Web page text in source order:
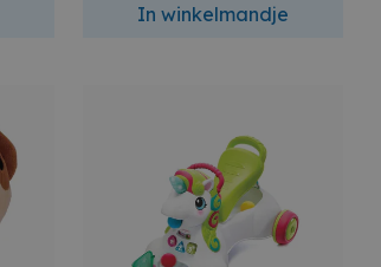
In winkelmandje